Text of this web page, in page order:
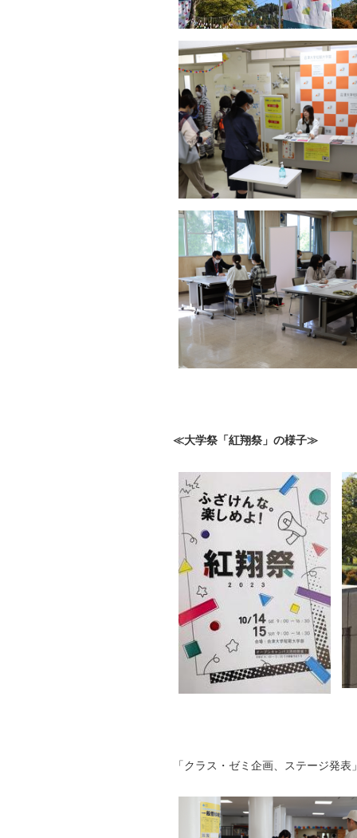
≪大学祭「紅翔祭」の様子≫
「クラス・ゼミ企画、ステージ発表